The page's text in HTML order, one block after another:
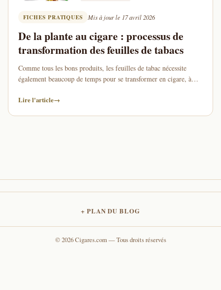
FICHES PRATIQUES Mis à jour le 17 avril 2026
De la plante au cigare : processus de
transformation des feuilles de tabacs
Comme tous les bons produits, les feuilles de tabac nécessite
également beaucoup de temps pour se transformer en cigare, à
Lire l'article→
PLAN DU BLOG
© 2026 Cigares.com — Tous droits réservés